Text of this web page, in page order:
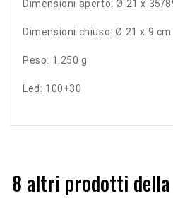
Dimensioni aperto: Ø 21 x 35/
Dimensioni chiuso: Ø 21 x 9 cm
Peso: 1.250 g
Led: 100+30
8 altri prodotti della